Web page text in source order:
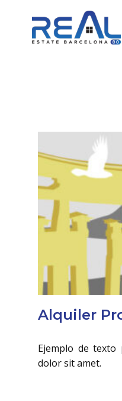
Alquiler
Ejemplo de texto
dolor sit amet.